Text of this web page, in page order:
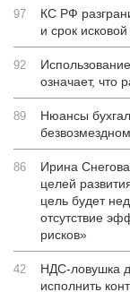
97
КС РФ
и срок
92
означает, что
89
Нюансы
86
Ирина
целей
цель будет
отсутствие
рисков»
42
НДС-ловушка
исполнить